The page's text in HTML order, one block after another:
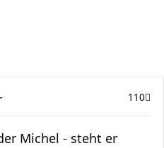
110
Michel - steht er